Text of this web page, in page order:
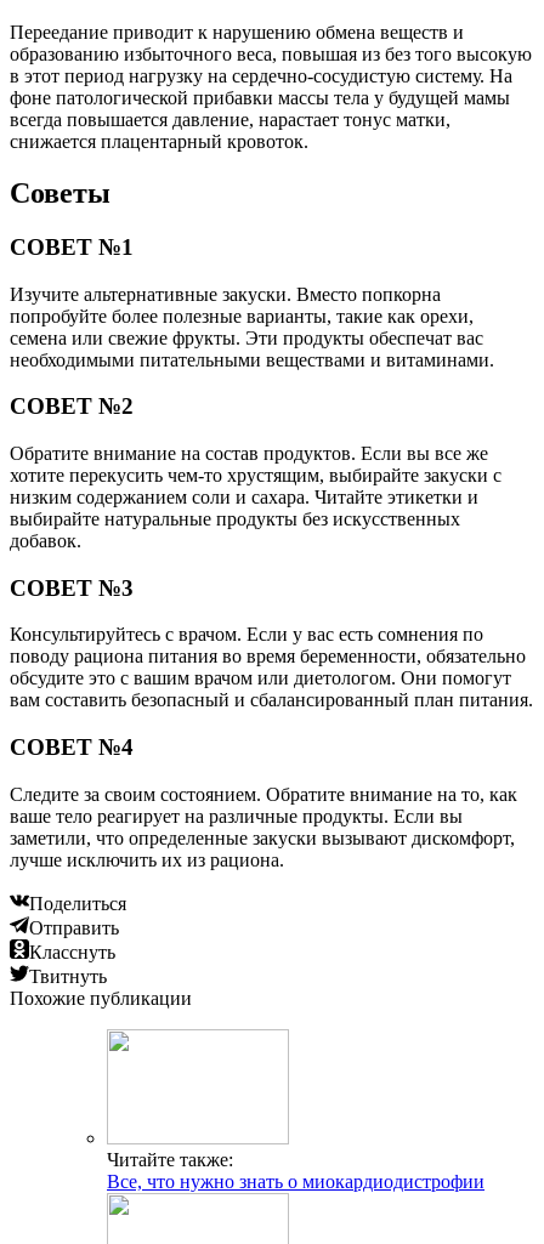
Переедание приводит к нарушению обмена веществ и
образованию избыточного веса, повышая из без того высокую
в этот период нагрузку на сердечно-сосудистую систему. На
фоне патологической прибавки массы тела у будущей мамы
всегда повышается давление, нарастает тонус матки,
снижается плацентарный кровоток.
Советы
СОВЕТ №1
Изучите альтернативные закуски. Вместо попкорна
попробуйте более полезные варианты, такие как орехи,
семена или свежие фрукты. Эти продукты обеспечат вас
необходимыми питательными веществами и витаминами.
СОВЕТ №2
Обратите внимание на состав продуктов. Если вы все же
хотите перекусить чем-то хрустящим, выбирайте закуски с
низким содержанием соли и сахара. Читайте этикетки и
выбирайте натуральные продукты без искусственных
добавок.
СОВЕТ №3
Консультируйтесь с врачом. Если у вас есть сомнения по
поводу рациона питания во время беременности, обязательно
обсудите это с вашим врачом или диетологом. Они помогут
вам составить безопасный и сбалансированный план питания.
СОВЕТ №4
Следите за своим состоянием. Обратите внимание на то, как
ваше тело реагирует на различные продукты. Если вы
заметили, что определенные закуски вызывают дискомфорт,
лучше исключить их из рациона.
Поделиться
Отправить
Класснуть
Твитнуть
Похожие публикации
Читайте также:
Все, что нужно знать о миокардиодистрофии